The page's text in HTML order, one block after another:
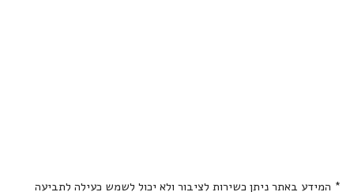
* המידע באתר ניתן כשירות לציבור ולא יכול לשמש כעילה לתביעה